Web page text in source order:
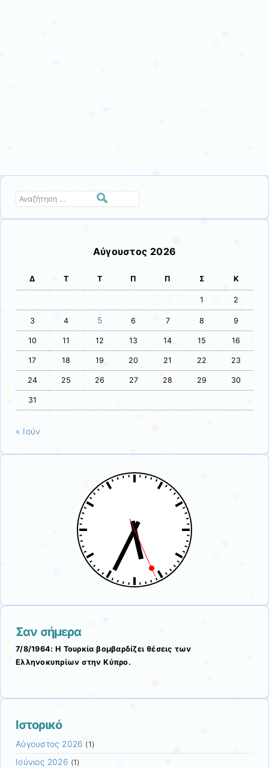
Αναζήτηση
Αύγουστος 2026
Δ Τ Τ Π Π Σ Κ
1 2
3 4 5 6 7 8 9
10 11 12 13 14 15 16
17 18 19 20 21 22 23
24 25 26 27 28 29 30
31
« Ιούν
Σαν σήμερα
7/8/1964: Η Τουρκία βομβαρδίζει θέσεις των
Ελληνοκυπρίων στην Κύπρο.
Ιστορικό
Αύγουστος 2026 (1)
Ιούνιος 2026(1)